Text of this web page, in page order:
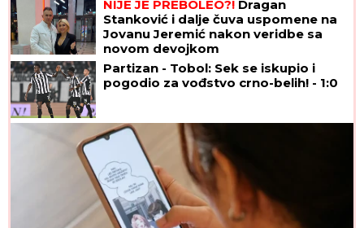
Dino Merlin "ukrao" od stranih
izvođača - ostaćete u čudu kad
vidite spisak
Došao da fotografiše venčanje, a onda je